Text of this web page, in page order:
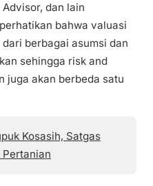
dan lain
bahwa valuasi
berbagai asumsi dan
sehingga risk and
juga akan berbeda satu
Kosasih, Satgas
Pertanian